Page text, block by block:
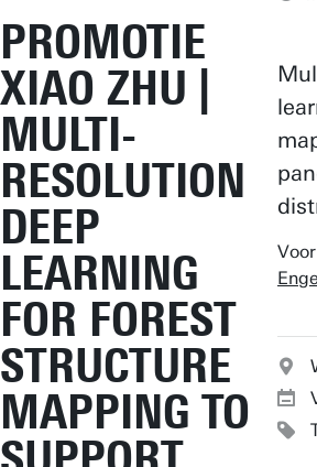
PROMOTIE
XIAO ZHU |
MULTI-
RESOLUTION
DEEP
LEARNING
FOR FOREST
STRUCTURE
MAPPING TO